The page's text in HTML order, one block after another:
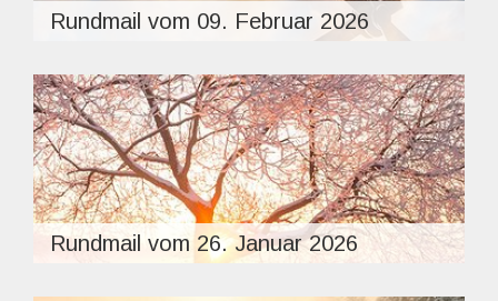
Rundmail vom 09. Februar 2026
Rundmail vom 26. Januar 2026